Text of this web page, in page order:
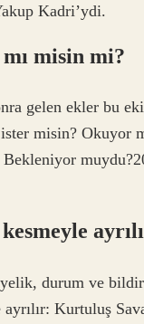
Kadri’ydi.
misin mi?
gelen ekler bu
ister misin? Okuyor
durum ve
Kurtuluş